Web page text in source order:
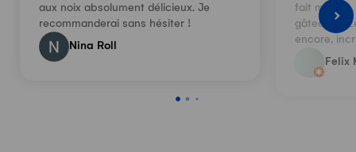
aux noix absolument délicieux. Je
recommanderai sans hésiter !
Nina Roll
fait
gâteau
encore,
Felix